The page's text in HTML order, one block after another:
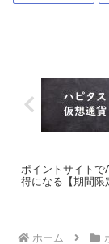
ポイントサイトで
得になる【期間限
ホーム